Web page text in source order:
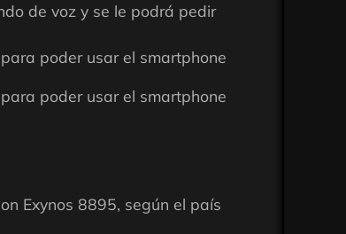
de voz y se le podrá pedir
poder usar el smartphone
poder usar el smartphone
Exynos 8895, según el país